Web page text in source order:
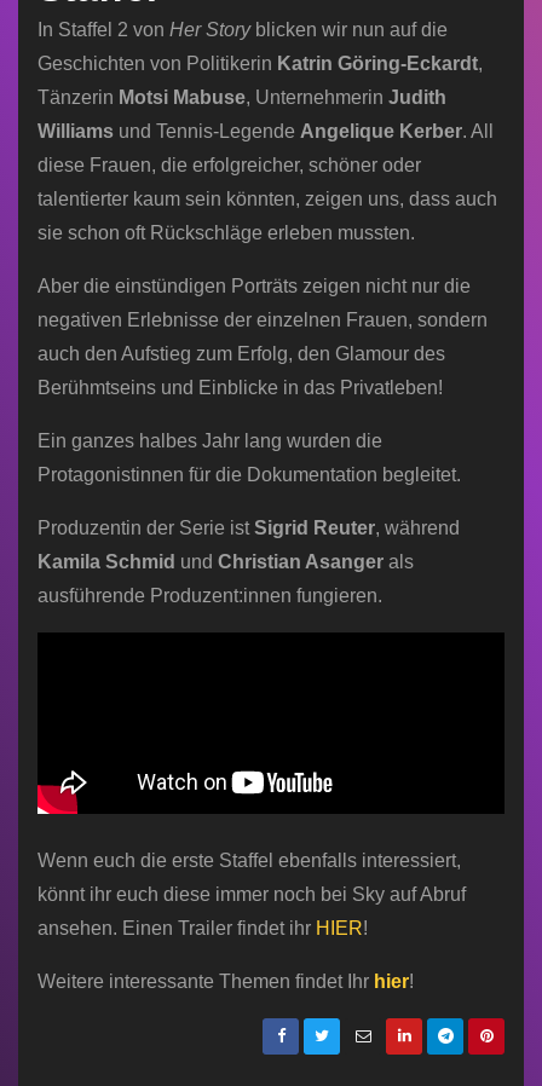
In Staffel 2 von Her Storyblicken wir nun auf die
Geschichten von Politikerin Katrin Göring-Eckardt,
Tänzerin Motsi Mabuse, Unternehmerin Judith
Williams und Tennis-Legende Angelique Kerber. All
diese Frauen, die erfolgreicher, schöner oder
talentierter kaum sein könnten, zeigen uns, dass auch
sie schon oft Rückschläge erleben mussten.
Aber die einstündigen Porträts zeigen nicht nur die
negativen Erlebnisse der einzelnen Frauen, sondern
auch den Aufstieg zum Erfolg, den Glamour des
Berühmtseins und Einblicke in das Privatleben!
Ein ganzes halbes Jahr lang wurden die
Protagonistinnen für die Dokumentation begleitet.
Produzentin der Serie ist Sigrid Reuter, während
Kamila Schmid und Christian Asanger als
ausführende Produzent:innen fungieren.
Wenn euch die erste Staffel ebenfalls interessiert,
könnt ihr euch diese immer noch bei Sky auf Abruf
ansehen. Einen Trailer findet ihr HIER!
Weitere interessante Themen findet Ihr hier!